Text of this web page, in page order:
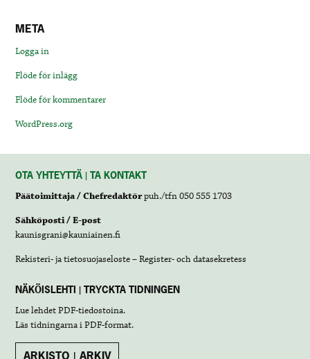
META
Logga in
Flöde för inlägg
Flöde för kommentarer
WordPress.org
OTA YHTEYTTÄ | TA KONTAKT
Päätoimittaja / Chefredaktörpuh./tfn 050 555 1703
Sähköposti / E-post
kaunisgrani@kauniainen.fi
Rekisteri- ja tietosuojaseloste – Register- och datasekretess
NÄKÖISLEHTI | TRYCKTA TIDNINGEN
Lue lehdetPDF-tiedostoina.
Läs tidningarna iPDF-format.
ARKISTO | ARKIV